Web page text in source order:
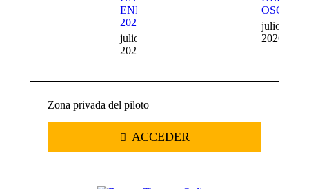
ENDURO
2026
julio 22,
2026
OSO
julio 20,
2026
Zona privada del piloto
ACCEDER